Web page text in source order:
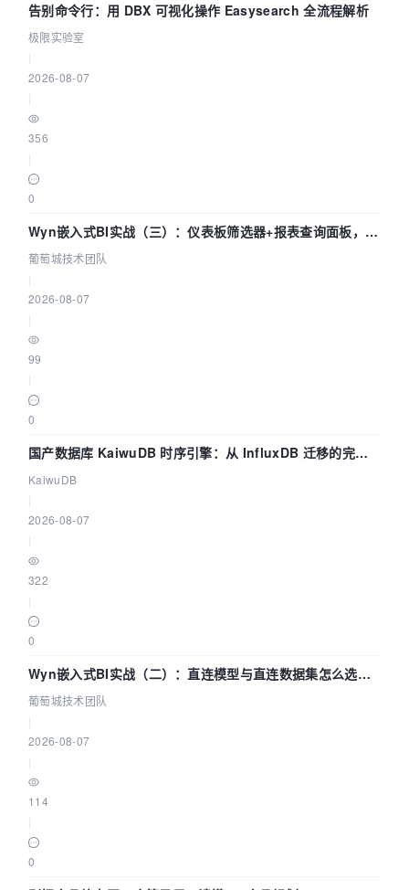
告别命令行：用 DBX 可视化操作 Easysearch 全流程解析
极限实验室
2026-08-07
356
0
Wyn嵌入式BI实战（三）：仪表板筛选器+报表查询面板，参
数联动全闭环
葡萄城技术团队
2026-08-07
99
0
国产数据库 KaiwuDB 时序引擎：从 InfluxDB 迁移的完整
技术路径
KaiwuDB
2026-08-07
322
0
Wyn嵌入式BI实战（二）：直连模型与直连数据集怎么选，
参数为什么不生效？| 葡萄城技术团队
葡萄城技术团队
2026-08-07
114
0